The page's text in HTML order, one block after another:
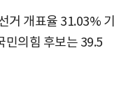
거 개표율 31.03% 기
민의힘 후보는 39.5